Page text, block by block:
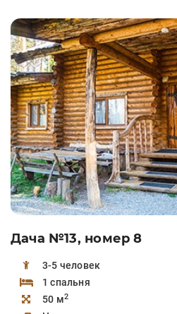
Дача №13, номер 8
3-5 человек
1 спальня
50 м2